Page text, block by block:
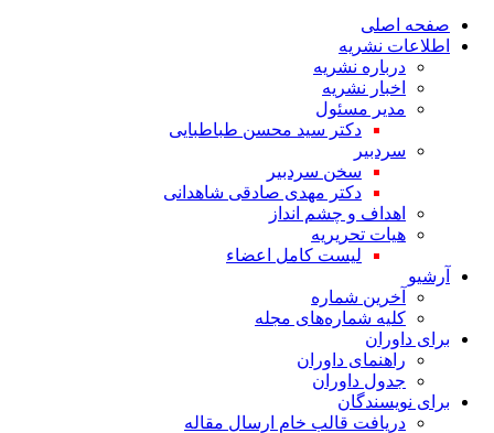
صفحه اصلی
اطلاعات نشریه
درباره نشریه
اخبار نشریه
مدیر مسئول
دکتر سید محسن طباطبایی
سردبیر
سخن سردبیر
دکتر مهدی صادقی شاهدانی
اهداف و چشم انداز
هیات تحریریه
لیست کامل اعضاء
آرشیو
آخرین شماره
کلیه شماره‌های مجله
برای داوران
راهنمای داوران
جدول داوران
برای نویسندگان
دریافت قالب خام ارسال مقاله